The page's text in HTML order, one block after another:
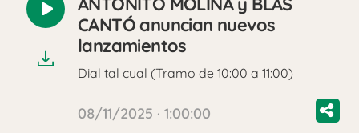
Reproducir
audioCANTÓ anuncian nuevos
lanzamientos
Dial tal cual (Tramo de 10:00 a 11:00)
08/11/2025 · 1:00:00